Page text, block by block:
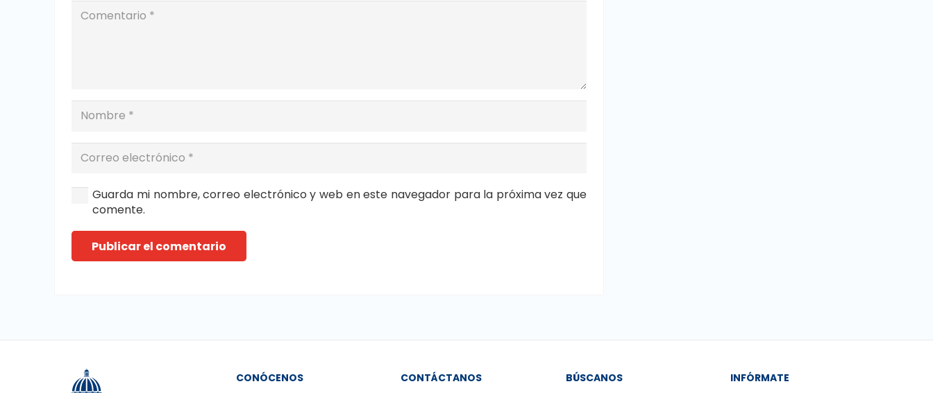
Guarda mi nombre, correo electrónico y web en este navegador para la próxima vez que
comente.
Publicar el comentario
CONÓCENOS CONTÁCTANOS BÚSCANOS INFÓRMATE